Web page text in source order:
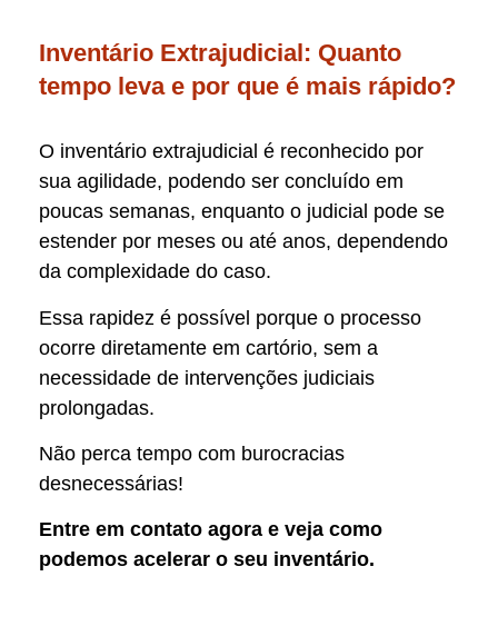
Inventário Extrajudicial: Quanto
tempo leva e por que é mais rápido?
O inventário extrajudicial é reconhecido por
sua agilidade, podendo ser concluído em
poucas semanas, enquanto o judicial pode se
estender por meses ou até anos, dependendo
da complexidade do caso.
Essa rapidez é possível porque o processo
ocorre diretamente em cartório, sem a
necessidade de intervenções judiciais
prolongadas.
Não perca tempo com burocracias
desnecessárias!
Entre em contato agora e veja como
podemos acelerar o seu inventário.